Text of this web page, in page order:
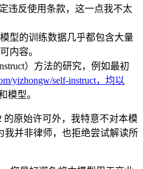
违反使用条款，这一点我不太
型的训练数据几乎都包含大量
内容。
）方法的研究，例如最初
yizhongw/self-instruct，均以
模型。
的原始许可外，我特意不对本模
我并非律师，也拒绝尝试解读所